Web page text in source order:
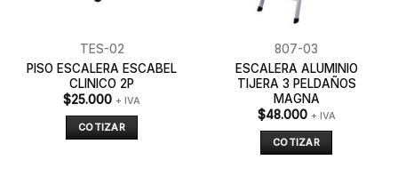
TES-02
PISO ESCALERA ESCABEL
CLINICO 2P
$25.000 + IVA
COTIZAR
807-03
ESCALERA ALUMINIO
TIJERA 3 PELDAÑOS
MAGNA
$48.000 + IVA
COTIZAR